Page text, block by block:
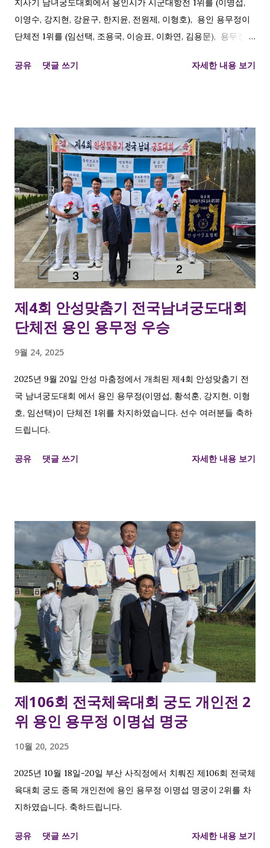
지사기 남녀궁도대회에서 용인시가 시군대항전 1위를 (이명섭,
이영수, 강지현, 강윤구, 한지윤, 전원제, 이형호), 용인 용무정이
단체전 1위를 (임선택, 조용국, 이승표, 이화연, 김용문), 용무정
성부 1위 를 차지하였습니다. 용인시와 용무정에서 해당 대회 종
전 장년부 1위 김용문접장 개인전 여성부 1위 강지현 접장
공유 댓글 쓰기 자세한 내용 보기
제4회 안성맞춤기 전국남녀궁도대회
단체전 용인 용무정 우승
9월 24, 2025
2025년 9월 20일 안성 마춤정에서 개최된 제4회 안성맞춤기 전
국 남녀궁도대회 에서 용인 용무정(이명섭, 황석훈, 강지현, 이형
호, 임선택)이 단체전 1위를 차지하였습니다. 선수 여러분들 축하
드립니다.
공유 댓글 쓰기 자세한 내용 보기
제106회 전국체육대회 궁도 개인전 2
위 용인 용무정 이명섭 명궁
10월 20, 2025
2025년 10월 18일-20일 부산 사직정에서 치뤄진 제106회 전국체
육대회 궁도 종목 개인전에 용인 용무정 이명섭 명궁이 2위를 차
지하였습니다. 축하드립니다.
공유 댓글 쓰기 자세한 내용 보기